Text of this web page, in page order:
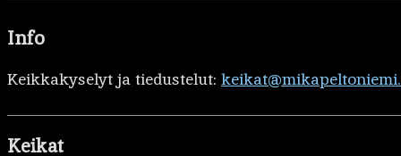
Info
Keikkakyselyt ja tiedustelut:
Keikat